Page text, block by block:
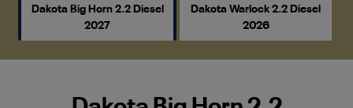
Dakota Big Horn 2.2
Diesel 2027